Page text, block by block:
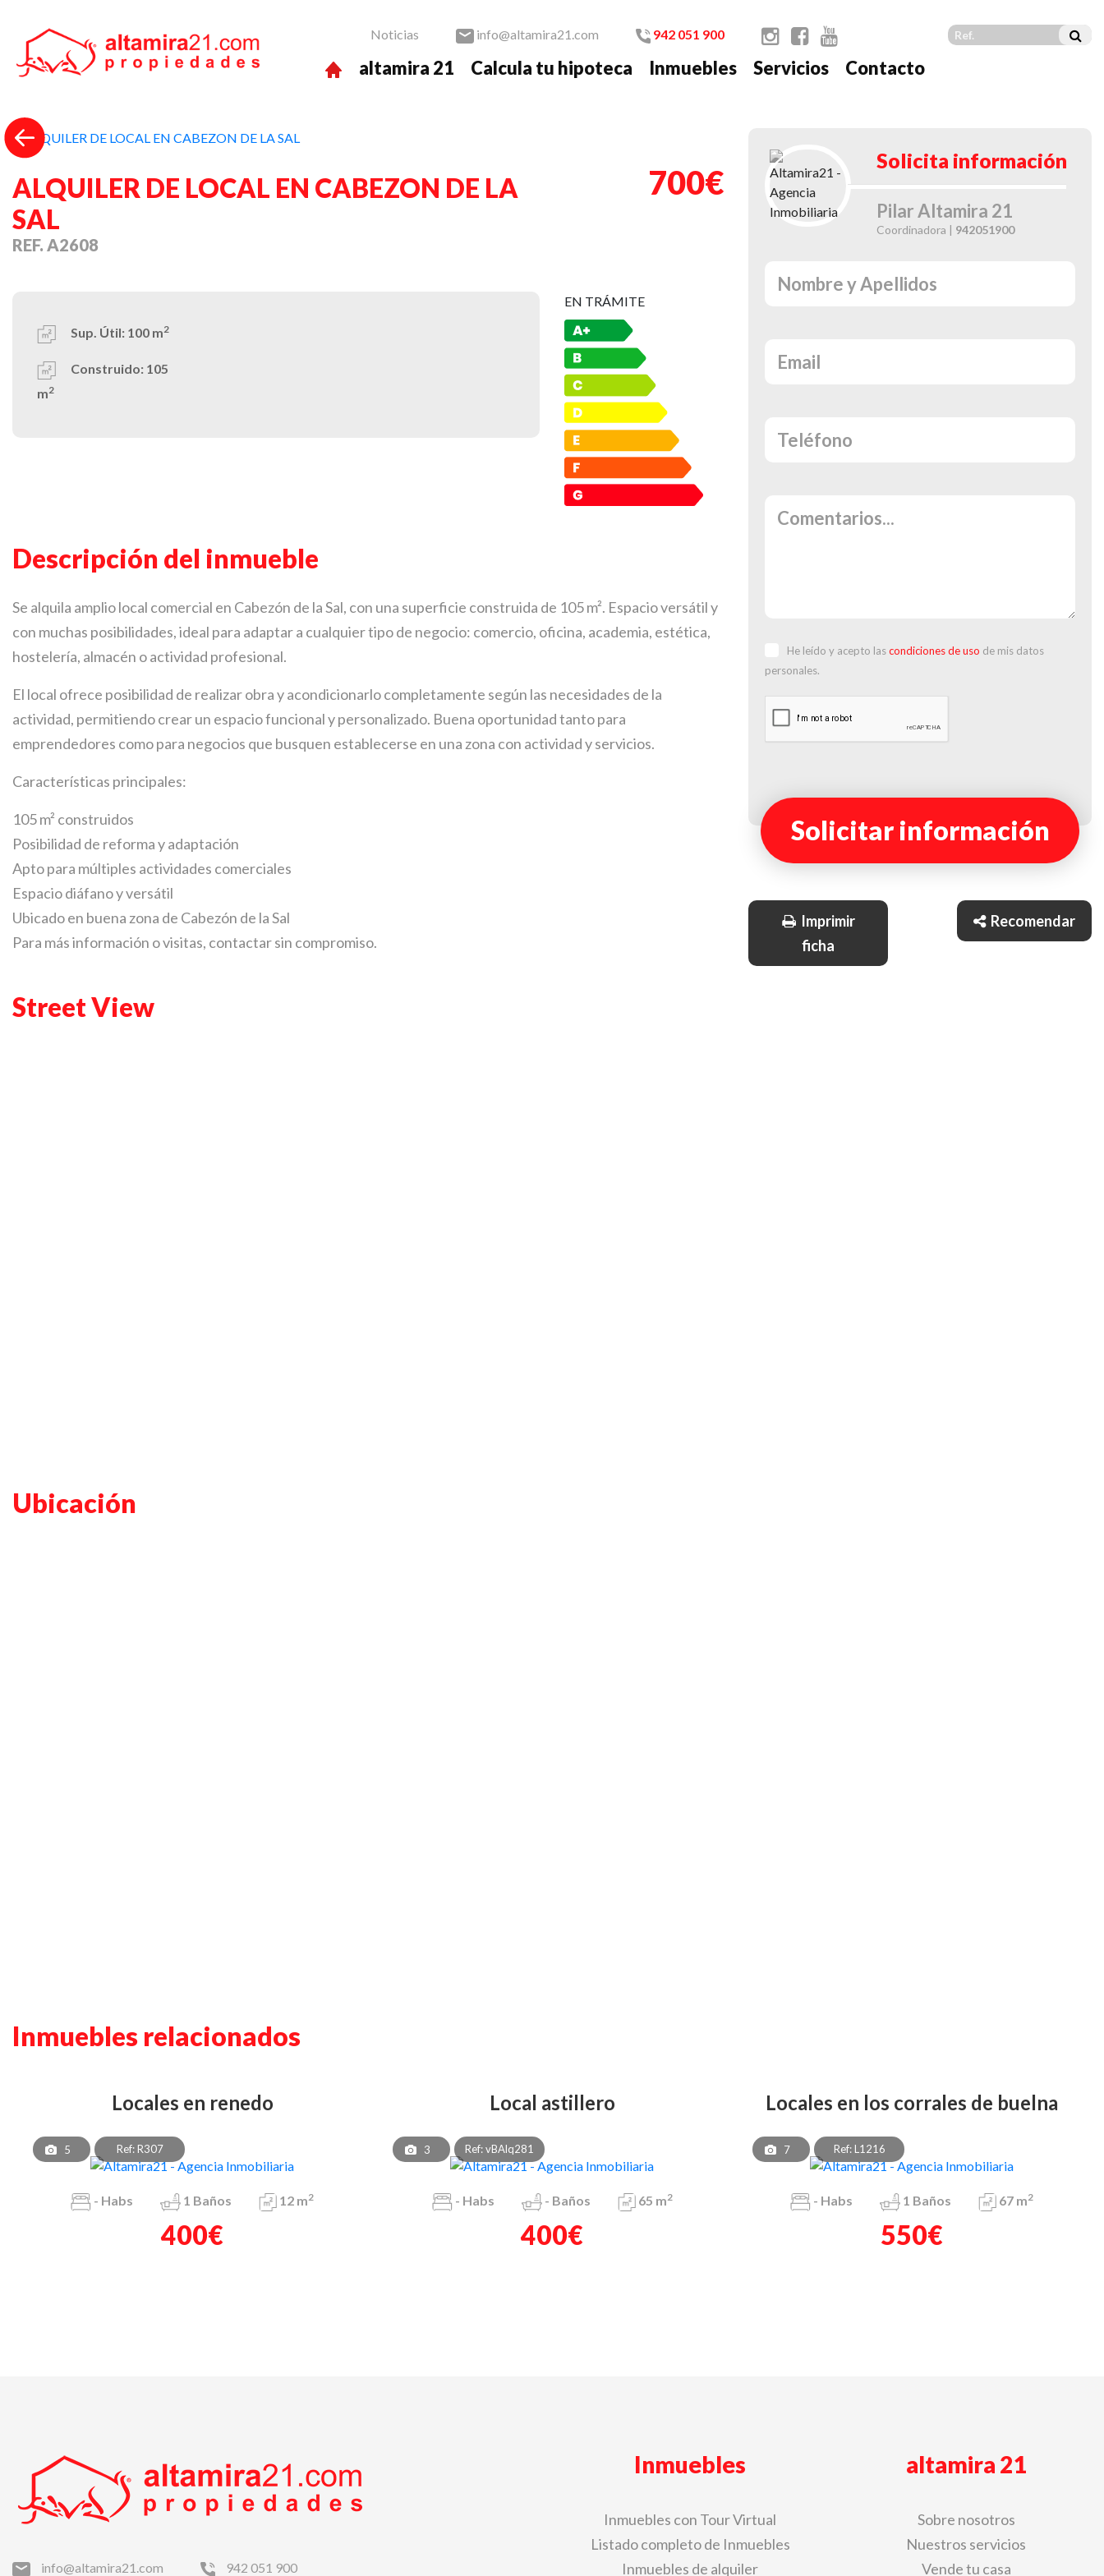
Noticias info@altamira21.com 942 051 900
altamira 21 Calcula tu hipoteca Inmuebles Servicios Contacto
Previous
ALQUILER DE LOCAL EN CABEZON DE LA
SAL
REF. A2608
700€
Sup. Útil: 100 m2
Construido: 105
m2
EN TRÁMITE
Descripción del inmueble
Se alquila amplio local comercial en Cabezón de la Sal, con una superficie construida de 105 m². Espacio versátil y
con muchas posibilidades, ideal para adaptar a cualquier tipo de negocio: comercio, oficina, academia, estética,
hostelería, almacén o actividad profesional.
El local ofrece posibilidad de realizar obra y acondicionarlo completamente según las necesidades de la
actividad, permitiendo crear un espacio funcional y personalizado. Buena oportunidad tanto para
emprendedores como para negocios que busquen establecerse en una zona con actividad y servicios.
Características principales:
105 m² construidos
Posibilidad de reforma y adaptación
Apto para múltiples actividades comerciales
Espacio diáfano y versátil
Ubicado en buena zona de Cabezón de la Sal
Para más información o visitas, contactar sin compromiso.
Street View
Ubicación
Solicita información
Pilar Altamira 21
Coordinadora | 942051900
He leído y acepto lascondiciones de uso de mis datos
personales.
Solicitar información
Imprimir
ficha
Recomendar
Inmuebles relacionados
locales en renedo
5 Ref: R307
- Habs 1 Baños 12 m2
400€
local astillero
3 Ref: vBAlq281
- Habs - Baños 65 m2
400€
locales en los corrales de buelna
7 Ref: L1216
- Habs 1 Baños 67 m2
550€
info@altamira21.com 942 051 900
Inmuebles
Inmuebles con Tour Virtual
Listado completo de Inmuebles
Inmuebles de alquiler
altamira 21
Sobre nosotros
Nuestros servicios
Vende tu casa